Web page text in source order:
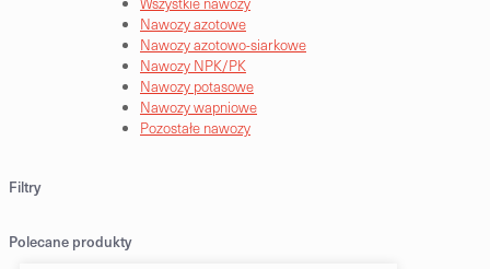
Nawozy azotowe
Nawozy azotowo-siarkowe
Nawozy NPK/PK
Nawozy potasowe
Nawozy wapniowe
Pozostałe nawozy
Filtry
Polecane produkty